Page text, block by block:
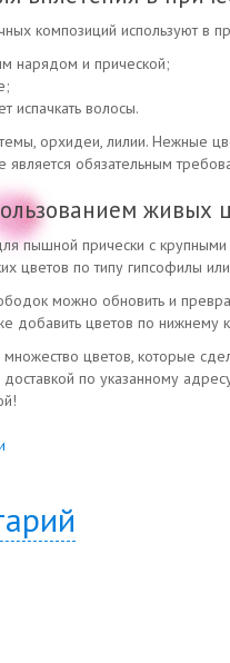
композиций используют
нарядом и прической;
испачкать волосы.
орхидеи, лилии. Нежные
является обязательным
живых
пышной прически с крупными
цветов по типу гипсофилы
можно обновить и
добавить цветов по нижнему
цветов, которые
по указанному